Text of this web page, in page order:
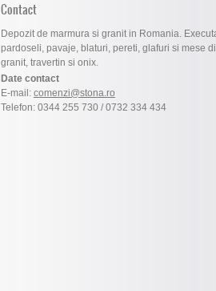
Contact
Depozit de marmura si granit in Romania.
pardoseli, pavaje, blaturi, pereti, glafuri si mese
granit, travertin si onix.
Date contact
E-mail: comenzi@stona.ro
Telefon: 0344 255 730 / 0732 334 434